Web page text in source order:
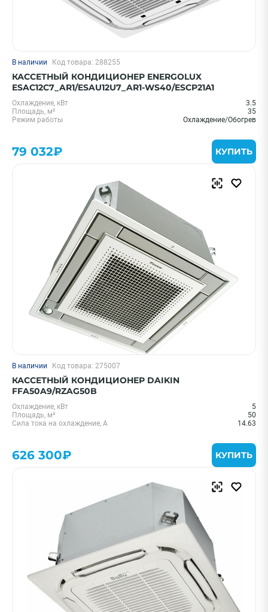
В наличии Код товара: 288255
КАССЕТНЫЙ КОНДИЦИОНЕР ENERGOLUX
ESAC12C7_AR1/ESAU12U7_AR1-WS40/ESCP21A1
Охлаждение, кВт
3.5
Площадь, м²
35
Режим работы
Охлаждение/Обогрев
79 032₽ КУПИТЬ
В наличии Код товара: 275007
КАССЕТНЫЙ КОНДИЦИОНЕР DAIKIN
FFA50A9/RZAG50B
Охлаждение, кВт
5
Площадь, м²
50
Сила тока на охлаждение, А
14.63
626 300₽ КУПИТЬ